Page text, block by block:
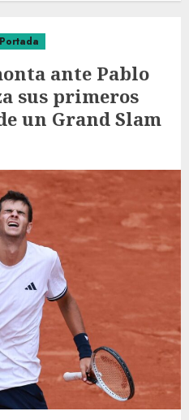
Portada
ante Pablo
sus primeros
un Grand Slam